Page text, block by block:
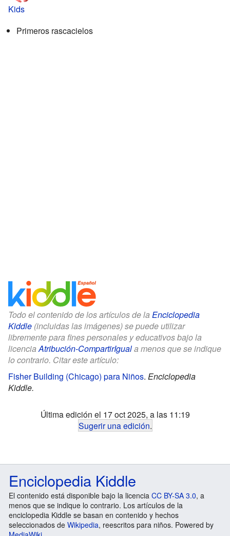
Kids
Primeros rascacielos
Todo el contenido de los artículos de la Enciclopedia
Kiddle (incluidas las imágenes) se puede utilizar
libremente para fines personales y educativos bajo la
licenciaAtribución-CompartirIguala menos que se indique
lo contrario. Citar este artículo:
Fisher Building (Chicago) para Niños. Enciclopedia
Kiddle.
Última edición el 17 oct 2025, a las 11:19
Sugerir una edición.
Enciclopedia Kiddle
El contenido está disponible bajo la licencia CC BY-SA 3.0, a
menos que se indique lo contrario. Los artículos de la
enciclopedia Kiddle se basan en contenido y hechos
seleccionados de Wikipedia, reescritos para niños. Powered by